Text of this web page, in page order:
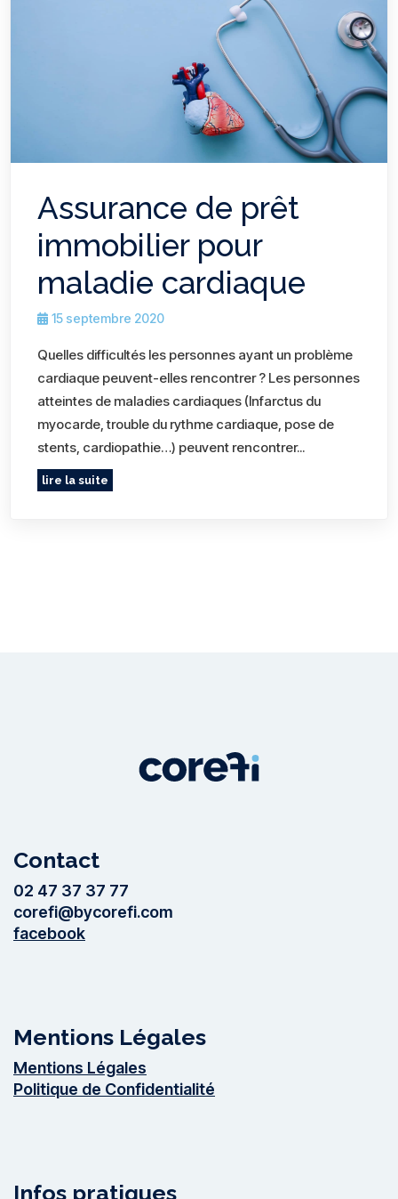
Assurance de prêt
immobilier pour
maladie cardiaque
15 septembre 2020
Quelles difficultés les personnes ayant un problème
cardiaque peuvent-elles rencontrer ? Les personnes
atteintes de maladies cardiaques (Infarctus du
myocarde, trouble du rythme cardiaque, pose de
stents, cardiopathie…) peuvent rencontrer...
lire la suite
Contact
02 47 37 37 77
corefi@bycorefi.com
facebook
Mentions Légales
Mentions Légales
Politique de Confidentialité
Infos pratiques